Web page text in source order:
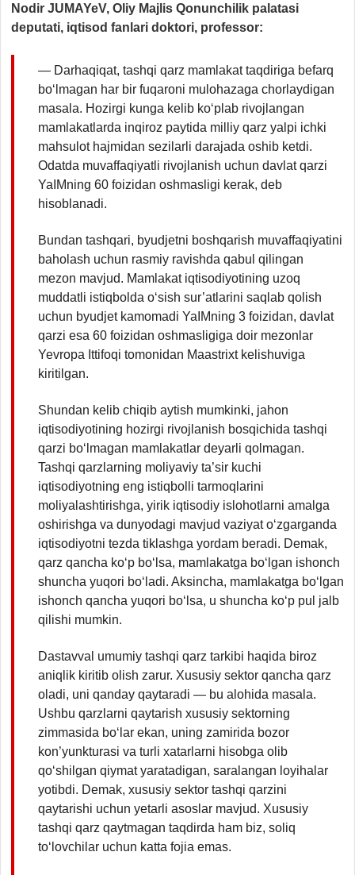
Nodir JUMAYeV, Oliy Majlis Qonunchilik palatasi
deputati, iqtisod fanlari doktori, professor:
— Darhaqiqat, tashqi qarz mamlakat taqdiriga befarq
bo‘lmagan har bir fuqaroni mulohazaga chorlaydigan
masala. Hozirgi kunga kelib ko‘plab rivojlangan
mamlakatlarda inqiroz paytida milliy qarz yalpi ichki
mahsulot hajmidan sezilarli darajada oshib ketdi.
Odatda muvaffaqiyatli rivojlanish uchun davlat qarzi
YaIMning 60 foizidan oshmasligi kerak, deb
hisoblanadi.
Bundan tashqari, byudjetni boshqarish muvaffaqiyatini
baholash uchun rasmiy ravishda qabul qilingan
mezon mavjud. Mamlakat iqtisodiyotining uzoq
muddatli istiqbolda o‘sish sur’atlarini saqlab qolish
uchun byudjet kamomadi YaIMning 3 foizidan, davlat
qarzi esa 60 foizidan oshmasligiga doir mezonlar
Yevropa Ittifoqi tomonidan Maastrixt kelishuviga
kiritilgan.
Shundan kelib chiqib aytish mumkinki, jahon
iqtisodiyotining hozirgi rivojlanish bosqichida tashqi
qarzi bo‘lmagan mamlakatlar deyarli qolmagan.
Tashqi qarzlarning moliyaviy ta’sir kuchi
iqtisodiyotning eng istiqbolli tarmoqlarini
moliyalashtirishga, yirik iqtisodiy islohotlarni amalga
oshirishga va dunyodagi mavjud vaziyat o‘zgarganda
iqtisodiyotni tezda tiklashga yordam beradi. Demak,
qarz qancha ko‘p bo‘lsa, mamlakatga bo‘lgan ishonch
shuncha yuqori bo‘ladi. Aksincha, mamlakatga bo‘lgan
ishonch qancha yuqori bo‘lsa, u shuncha ko‘p pul jalb
qilishi mumkin.
Dastavval umumiy tashqi qarz tarkibi haqida biroz
aniqlik kiritib olish zarur. Xususiy sektor qancha qarz
oladi, uni qanday qaytaradi — bu alohida masala.
Ushbu qarzlarni qaytarish xususiy sektorning
zimmasida bo‘lar ekan, uning zamirida bozor
kon’yunkturasi va turli xatarlarni hisobga olib
qo‘shilgan qiymat yaratadigan, saralangan loyihalar
yotibdi. Demak, xususiy sektor tashqi qarzini
qaytarishi uchun yetarli asoslar mavjud. Xususiy
tashqi qarz qaytmagan taqdirda ham biz, soliq
to‘lovchilar uchun katta fojia emas.